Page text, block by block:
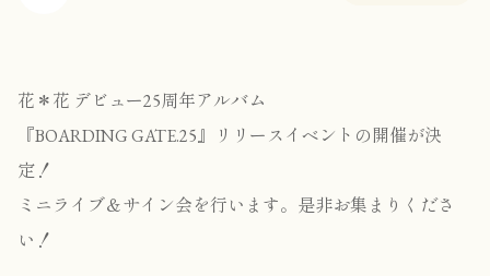
花＊花 デビュー25周年アルバム
『BOARDING GATE.25』リリースイベントの開催が決
定！
ミニライブ＆サイン会を行います。是非お集まりくださ
い！